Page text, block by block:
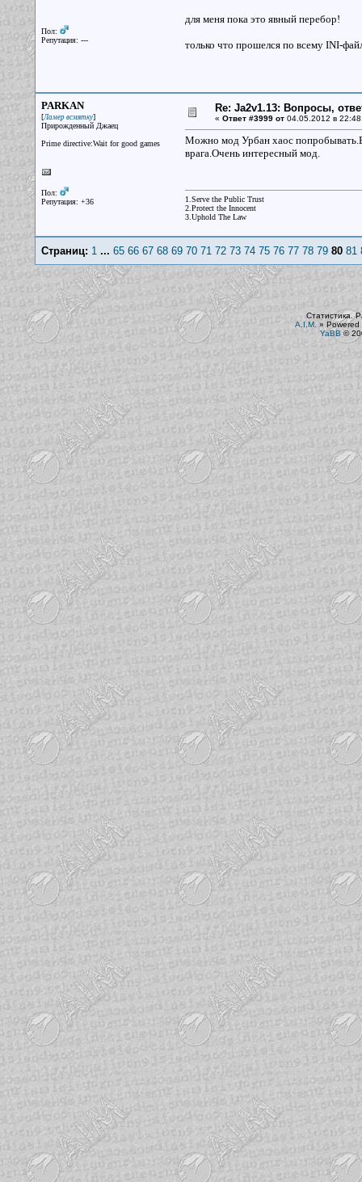
Пол:
Репутация: ---
для меня пока это явный перебор!
только что прошелся по всему INI-
PARKAN
[Ламер всмятку]
Прирожденный Джаец
Prime directive:Wait for good games
Пол:
Репутация: +36
Re: Ja2v1.13: Вопросы,
« Ответ #3999 от04.05.2012 в
Можно мод Урбан хаос
врага.Очень интересный мод.
1.Serve the Public Trust
2.Protect the Innocent
3.Uphold The Law
Страниц: 1... 65 66 67 68 69 70 71 72 73 74 75 76 77 78 79 80 81
Статистика.
A.I.M. » Powered
YaBB ©